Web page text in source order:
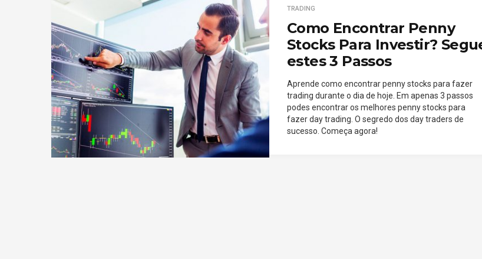
TRADING
Como Encontrar Penny
Stocks Para Investir?
estes 3 Passos
Aprende como encontrar penny stocks para fazer
trading durante o dia de hoje. Em apenas 3 passos
podes encontrar os melhores penny stocks para
fazer day trading. O segredo dos day traders de
sucesso. Começa agora!